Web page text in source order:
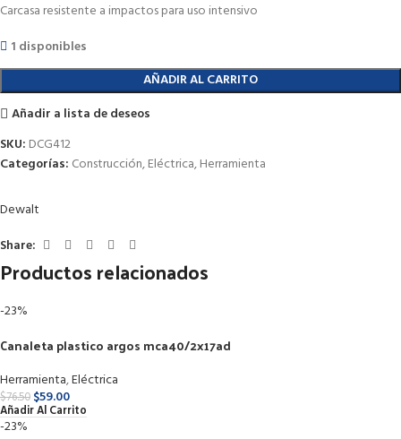
Carcasa resistente a impactos para uso intensivo
1 disponibles
AÑADIR AL CARRITO
Añadir a lista de deseos
SKU: DCG412
Categorías: Construcción,Eléctrica,Herramienta
Dewalt
Share:
Productos relacionados
-23%
Canaleta plastico argos mca40/2x17ad
Herramienta,Eléctrica
$76.50 $59.00
Añadir Al Carrito
-23%